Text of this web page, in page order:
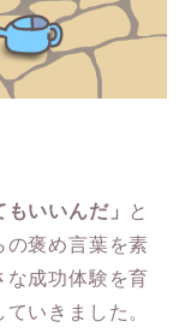
いいんだ」
と
の褒め言葉を素
な成功体験を育
いきました。